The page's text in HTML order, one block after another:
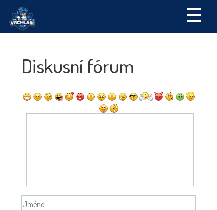
☰
Diskusní fórum